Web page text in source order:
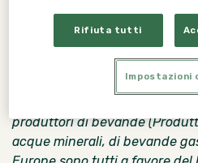
cauzionale è oramai la
perchè fornisce una risposta
di intercettazione degli
mai stati
produttori di bevande
acque minerali, di bevande
Rifiuta tutti
Impostazioni